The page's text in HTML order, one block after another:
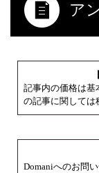
ア
記事内の価格は基
の記事に関しては
Domaniへのお問